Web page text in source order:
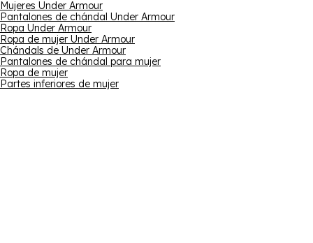
Mujeres Under Armour
Pantalones de chándal Under Armour
Ropa Under Armour
Ropa de mujer Under Armour
Chándals de Under Armour
Pantalones de chándal para mujer
Ropa de mujer
Partes inferiores de mujer